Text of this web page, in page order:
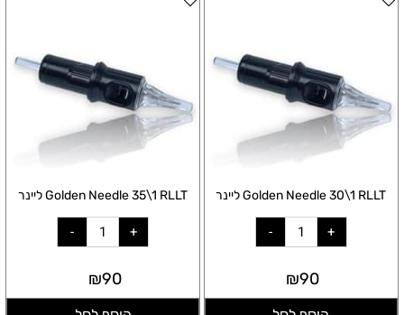
Golden Needle 30\1 RLLT ליינר
₪90
Golden Needle 35\1 RLLT ליינר
₪90